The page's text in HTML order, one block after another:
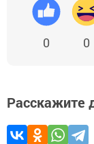
0 0
Расскажите